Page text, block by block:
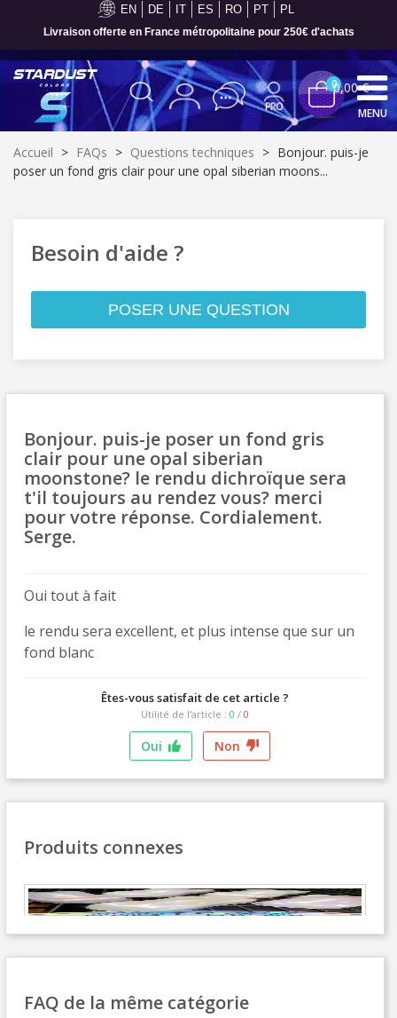
EN DE IT ES RO PT PL
Livraison offerte en France métropolitaine pour 250€ d'achats
Paiement en 4x sans frais dès 30€ d'achats
Votre devis en ligne en moins d'1 minute
Partagez vos créations et obtenez des bons d'achat
Gagnez des points de fidélité à chaque commande
Réduction de 5€ sur la première commande
Inscription à la newsletter : 5€ de réduction
Livraison sous 24 h en France Métropolitaine
Gagnez des points de fidélité à chaque commande
Retour produits sous 14 jours
00,00 €
MENU
Accueil > FAQs > Questions techniques > Bonjour. puis-je
poser un fond gris clair pour une opal siberian moons...
Besoin d'aide ?
POSER UNE QUESTION
Bonjour. puis-je poser un fond gris
clair pour une opal siberian
moonstone? le rendu dichroïque sera
t'il toujours au rendez vous? merci
pour votre réponse. Cordialement.
Serge.
Oui tout à fait
le rendu sera excellent, et plus intense que sur un
fond blanc
Êtes-vous satisfait de cet article ?
Utilité de l'article : 0 / 0
Oui Non
Produits connexes
KIT COMPLET DE PEINTURE À EFFET OPALESCENT POUR MOTO
Aperçu Rapide
FAQ de la même catégorie